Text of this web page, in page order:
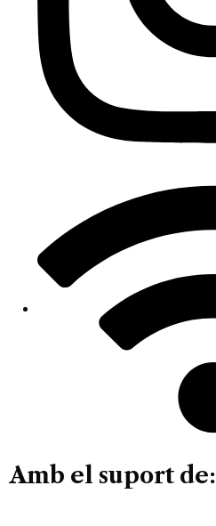
Amb el suport de: